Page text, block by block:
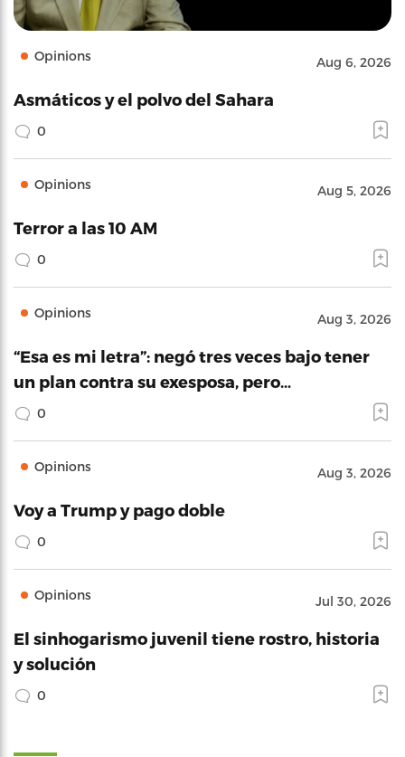
Opinions Aug 6, 2026
Asmáticos y el polvo del Sahara
0
Opinions Aug 5, 2026
Terror a las 10 AM
0
Opinions Aug 3, 2026
“Esa es mi letra”: negó tres veces bajo tener
un plan contra su exesposa, pero…
0
Opinions Aug 3, 2026
Voy a Trump y pago doble
0
Opinions Jul 30, 2026
El sinhogarismo juvenil tiene rostro, historia
y solución
0